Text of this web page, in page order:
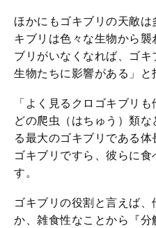
ほかにもゴキブリの天敵
キブリは色々な生物から
ブリがいなくなれば、ゴ
生物たちに影響がある」と
「よく見るクロゴキブリ
どの爬虫（はちゅう）類
る最大のゴキブリである
ゴキブリですら、彼らに
す。
ゴキブリの役割と言えば
か、雑食性なことから『